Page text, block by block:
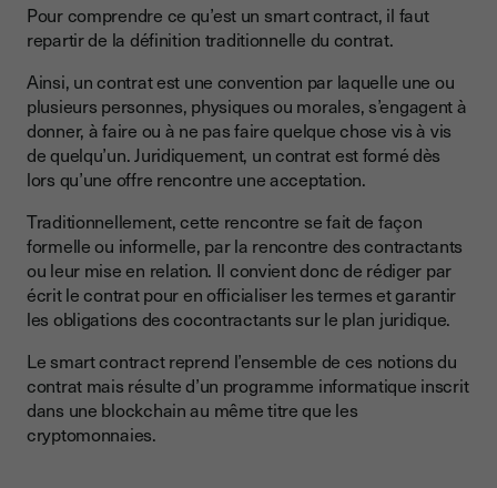
Comment créer un smart contract ?
Prérequis à la création d'un smart contract
Différents outils pour différentes phases de création
Quels sont les risques de ces nouvelles technologies?
Pour comprendre ce qu’est un smart contract, il faut
repartir de la définition traditionnelle du contrat.
Ainsi, un contrat est une convention par laquelle une ou
plusieurs personnes, physiques ou morales, s’engagent à
donner, à faire ou à ne pas faire quelque chose vis à vis
de quelqu’un. Juridiquement, un contrat est formé dès
lors qu’une offre rencontre une acceptation.
Traditionnellement, cette rencontre se fait de façon
formelle ou informelle, par la rencontre des contractants
ou leur mise en relation. Il convient donc de rédiger par
écrit le contrat pour en officialiser les termes et garantir
les obligations des cocontractants sur le plan juridique.
Le smart contract reprend l’ensemble de ces notions du
contrat mais résulte d’un programme informatique inscrit
dans une blockchain au même titre que les
cryptomonnaies.